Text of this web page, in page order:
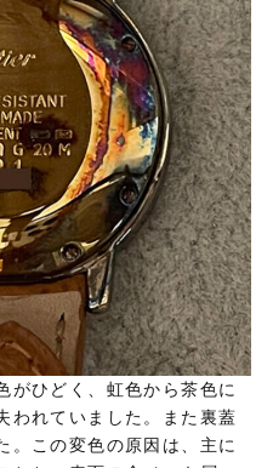
がひどく、虹色から茶色に
われていました。また裏蓋
。この変色の原因は、主に